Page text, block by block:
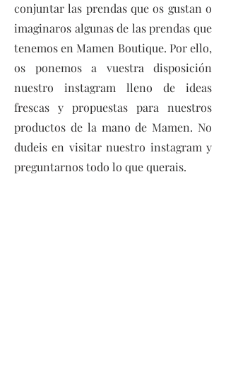
conjuntar las prendas que os gustan o
imaginaros algunas de las prendas que
tenemos en Mamen Boutique. Por ello,
os ponemos a vuestra disposición
nuestro instagram lleno de ideas
frescas y propuestas para nuestros
productos de la mano de Mamen. No
dudeis en visitar nuestro instagram y
preguntarnos todo lo que querais.